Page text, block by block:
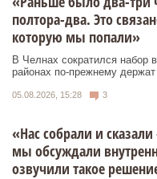
полтора-два. Это
которую мы попали»
В Челнах сократился набор
районах по-прежнему держат
05.08.2026, 15:28 3
«Нас собрали и
мы обсуждали
озвучили такое